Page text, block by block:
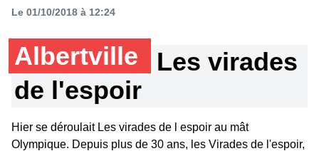
Le 01/10/2018 à 12:24
Albertville
Les virades
de l'espoir
Hier se déroulait Les virades de l espoir au mât
Olympique. Depuis plus de 30 ans, les Virades de l'espoir,